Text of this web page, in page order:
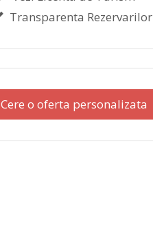
Transparenta Rezervarilor
Cere o oferta personalizata